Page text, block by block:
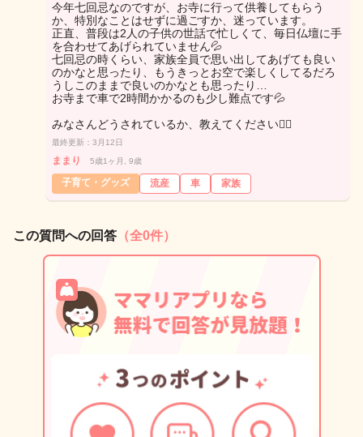
今年七回忌なのですが、お寺に行って供養してもらう
か、特別なことはせずに過ごすか、迷っています。
正直、普段は2人の子供の世話で忙しくて、毎日仏壇に手
を合わせてあげられていません💦
七回忌の時くらい、家族全員で思い出してあげても良い
のかなと思ったり、もうきっとお空で楽しくしてるだろ
うしこのままで良いのかなとも思ったり…
お寺まで車で2時間かかるのも少し難点です💦
みなさんどうされているか、教えてください🙇‍♀️
最終更新：3月12日
ままり 5歳1ヶ月, 9歳
子育て・グッズ 流産 車 家族
この質問への回答 （全0件）